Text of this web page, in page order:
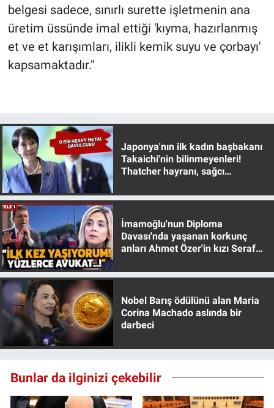
belgesi sadece, sınırlı surette işletmenin ana
üretim üssünde imal ettiği 'kıyma, hazırlanmış
et ve et karışımları, ilikli kemik suyu ve çorbayı'
kapsamaktadır."
Japonya'nın ilk kadın başbakanı
Takaichi'nin bilinmeyenleri!
Thatcher hayranı, sağcı
İmamoğlu'nun Diploma
Davası'nda yaşanan korkunç
anları Ahmet Özer'in kızı Seraf
Nobel Barış ödülünü alan Maria
Corina Machado aslında bir
darbeci
Bunlar da ilginizi çekebilir